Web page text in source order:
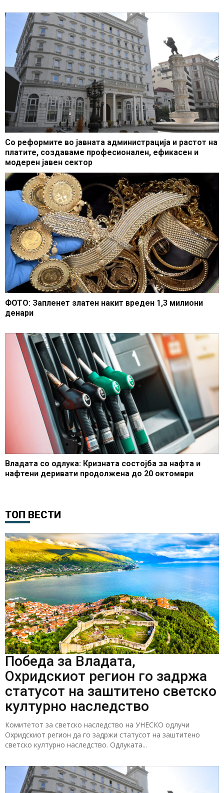
Со реформите во јавната администрација и растот на
платите, создаваме професионален, ефикасен и
модерен јавен сектор
ФОТО: Запленет златен накит вреден 1,3 милиони
денари
Владата со одлука: Кризната состојба за нафта и
нафтени деривати продолжена до 20 октомври
ТОП ВЕСТИ
Победа за Владата,
Охридскиот регион го задржа
статусот на заштитено светско
културно наследство
Комитетот за светско наследство на УНЕСКО одлучи
Охридскиот регион да го задржи статусот на заштитено
светско културно наследство. Одлуката...